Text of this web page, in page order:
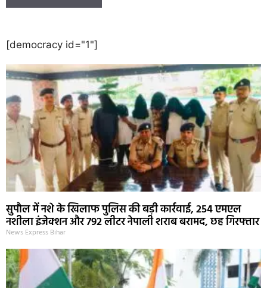
[democracy id="1"]
सुपौल में नशे के खिलाफ पुलिस की बड़ी कार्रवाई, 254 एमएल
नशीला इंजेक्शन और 792 लीटर नेपाली शराब बरामद, छह गिरफ्तार
News Express Bihar